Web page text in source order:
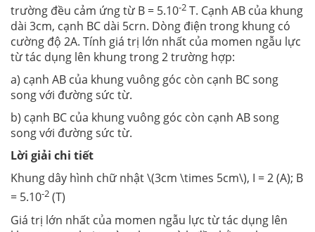
trường đều cảm ứng từ B = 5.10-2 T. Cạnh AB của khung
dài 3cm, cạnh BC dài 5crn. Dòng điện trong khung có
cường độ 2A. Tính giá trị lớn nhất của momen ngẫu lực
từ tác dụng lên khung trong 2 trường hợp:
a) cạnh AB của khung vuông góc còn cạnh BC song
song với đường sức từ.
b) cạnh BC của khung vuông góc còn cạnh AB song
song với đường sức từ.
Lời giải chi tiết
Khung dây hình chữ nhật \(3cm \times 5cm\), I = 2 (A); B
= 5.10-2 (T)
Giá trị lớn nhất của momen ngẫu lực từ tác dụng lên